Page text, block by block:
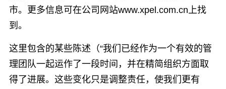
市。更多信息可在公司网站www.xpel.com.cn上找
到。
这里包含的某些陈述（“我们已经作为一个有效的管
理团队一起运作了一段时间，并在精简组织方面取
得了进展。这些变化只是调整责任，使我们更有